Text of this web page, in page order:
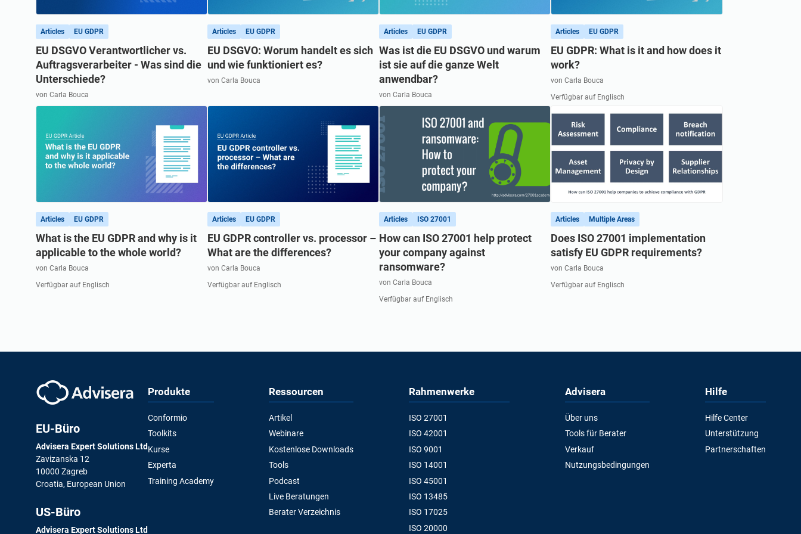
ISO 22301
IATF 16949
AS9100
sofort Antworten auf alle Fragen zu ISO 27001 und dem
Adiseras KI-gestützter Plattform schneller
Luft- und Raumfahrt
Laboratorien
Ihre Texte mithilfe der KI-gestützten Plattform von
Advisera, die auf proprietärem Compliance-Wissen
basiert.
Articles EU GDPR
EU DSGVO Verantwortlicher vs.
Auftragsverarbeiter - Was sind die
Unterschiede?
von Carla Bouca
Articles EU GDPR
EU DSGVO: Worum handelt es sich
und wie funktioniert es?
von Carla Bouca
Articles EU GDPR
Was ist die EU DSGVO und warum
ist sie auf die ganze Welt
anwendbar?
von Carla Bouca
Articles EU GDPR
EU GDPR: What is it and how does it
work?
von Carla Bouca
Verfügbar auf Englisch
Articles EU GDPR
What is the EU GDPR and why is it
applicable to the whole world?
von Carla Bouca
Verfügbar auf Englisch
Articles EU GDPR
EU GDPR controller vs. processor –
What are the differences?
von Carla Bouca
Verfügbar auf Englisch
Articles ISO 27001
How can ISO 27001 help protect
your company against
ransomware?
von Carla Bouca
Verfügbar auf Englisch
Articles Multiple Areas
Does ISO 27001 implementation
satisfy EU GDPR requirements?
von Carla Bouca
Verfügbar auf Englisch
EU-Büro
Advisera Expert Solutions Ltd
Zavizanska 12
10000 Zagreb
Croatia, European Union
US-Büro
Advisera Expert Solutions Ltd
Produkte
Conformio
Toolkits
Kurse
Experta
Training Academy
Ressourcen
Artikel
Webinare
Kostenlose Downloads
Tools
Podcast
Live Beratungen
Berater Verzeichnis
Rahmenwerke
ISO 27001
ISO 42001
ISO 9001
ISO 14001
ISO 45001
ISO 13485
ISO 17025
ISO 20000
Advisera
Über uns
Tools für Berater
Verkauf
Nutzungsbedingungen
Hilfe
Hilfe Center
Unterstützung
Partnerschaften